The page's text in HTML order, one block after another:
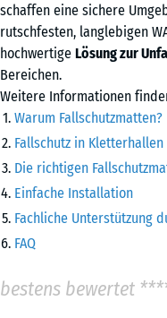
schaffen eine sichere
rutschfesten, langlebigen
hochwertige Lösung zur
Bereichen.
Weitere Informationen
Warum Fallschutzmatten?
Fallschutz in
Die richtigen
Einfache Installation
Fachliche Unterstützung
FAQ
bestens bewertet